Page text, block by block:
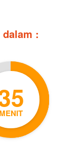
:
MENIT